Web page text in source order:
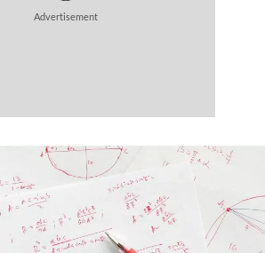
Advertisement